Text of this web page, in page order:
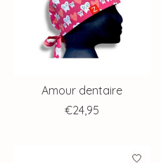
Amour dentaire
€24,95